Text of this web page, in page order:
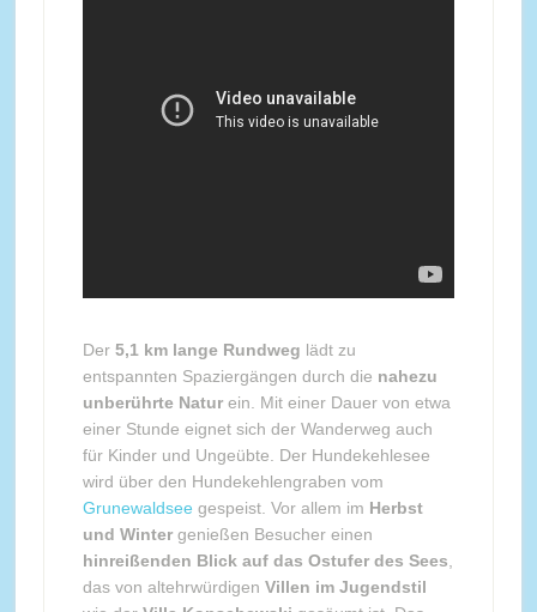
Der 5,1 km lange Rundweg lädt zu
entspannten Spaziergängen durch die nahezu
unberührte Naturein. Mit einer Dauer von etwa
einer Stunde eignet sich der Wanderweg auch
für Kinder und Ungeübte. Der Hundekehlesee
wird über den Hundekehlengraben vom
Grunewaldsee gespeist. Vor allem im Herbst
und Wintergenießen Besucher einen
hinreißenden Blick auf das Ostufer des Sees
das von altehrwürdigen Villen im Jugendstil